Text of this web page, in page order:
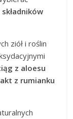
składników
ziół i roślin
z aloesu
z rumianku